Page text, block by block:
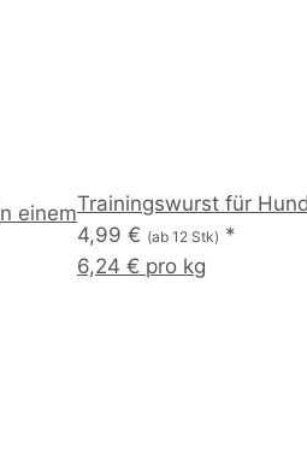
einemTrainingswurst für
4,99 € (ab 12 Stk) *
6,24 € pro kg